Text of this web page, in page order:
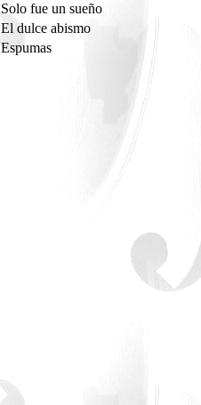
Solo fue un sueño
El dulce abismo
Espumas